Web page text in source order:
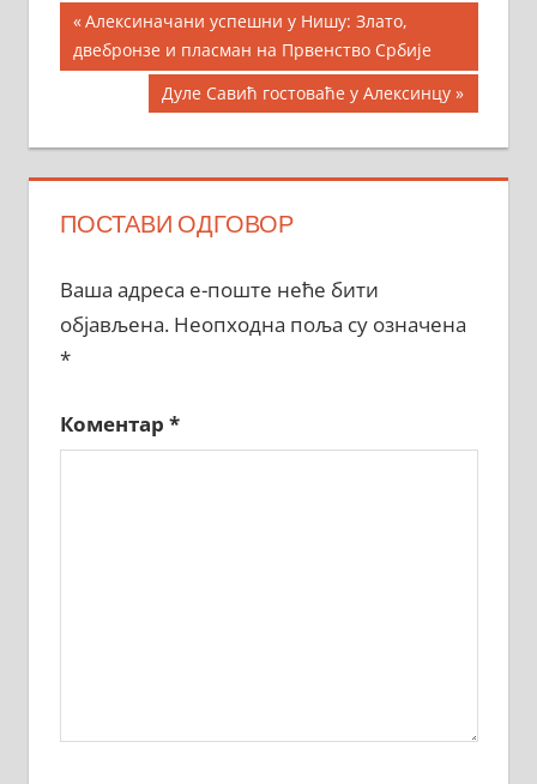
Кретање
чланка
Previous
Post:
Алексиначани успешни у Нишу: Злато,
двебронзе и пласман на Првенство Србије
Next
Post:
Дуле Савић гостоваће у Алексинцу
ПОСТАВИ ОДГОВОР
Ваша адреса е-поште неће бити
објављена. Неопходна поља су означена
*
Коментар *